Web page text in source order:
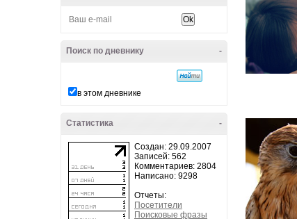
-
Поиск по дневнику
в этом дневнике
-
Статистика
Создан: 29.09.2007
Записей: 562
Комментариев: 2804
Написано: 9298
Отчеты:
Посетители
Поисковые фразы